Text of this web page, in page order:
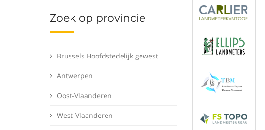
Zoek op provincie
Brussels Hoofdstedelijk gewest
Antwerpen
Oost-Vlaanderen
West-Vlaanderen